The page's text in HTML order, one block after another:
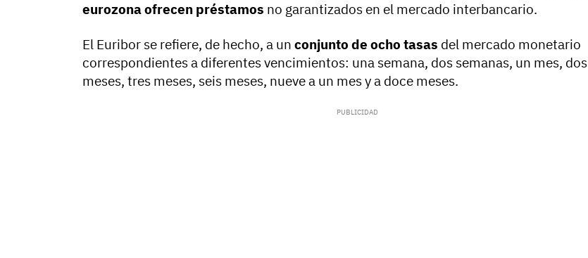
eurozona ofrecen préstamos no garantizados en el mercado interbancario.
El Euribor se refiere, de hecho, a un conjunto de ocho tasas del mercado monetario
correspondientes a diferentes vencimientos: una semana, dos semanas, un mes, dos
meses, tres meses, seis meses, nueve a un mes y a doce meses.